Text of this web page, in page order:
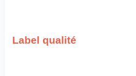
Label qualité